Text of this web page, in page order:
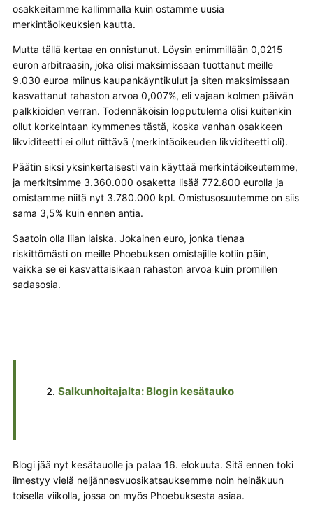
osakkeitamme kallimmalla kuin ostamme uusia
merkintäoikeuksien kautta.
Mutta tällä kertaa en onnistunut. Löysin enimmillään 0,0215
euron arbitraasin, joka olisi maksimissaan tuottanut meille
9.030 euroa miinus kaupankäyntikulut ja siten maksimissaan
kasvattanut rahaston arvoa 0,007%, eli vajaan kolmen päivän
palkkioiden verran. Todennäköisin lopputulema olisi kuitenkin
ollut korkeintaan kymmenes tästä, koska vanhan osakkeen
likviditeetti ei ollut riittävä (merkintäoikeuden likviditeetti oli).
Päätin siksi yksinkertaisesti vain käyttää merkintäoikeutemme,
ja merkitsimme 3.360.000 osaketta lisää 772.800 eurolla ja
omistamme niitä nyt 3.780.000 kpl. Omistusosuutemme on siis
sama 3,5% kuin ennen antia.
Saatoin olla liian laiska. Jokainen euro, jonka tienaa
riskittömästi on meille Phoebuksen omistajille kotiin päin,
vaikka se ei kasvattaisikaan rahaston arvoa kuin promillen
sadasosia.
Salkunhoitajalta: Blogin kesätauko
Blogi jää nyt kesätauolle ja palaa 16. elokuuta. Sitä ennen toki
ilmestyy vielä neljännesvuosikatsauksemme noin heinäkuun
toisella viikolla, jossa on myös Phoebuksesta asiaa.